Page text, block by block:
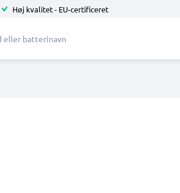
Høj kvalitet - EU-certificeret